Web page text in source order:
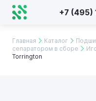
+7 (495)
Главная Каталог
сепаратором в сборе
Torrington